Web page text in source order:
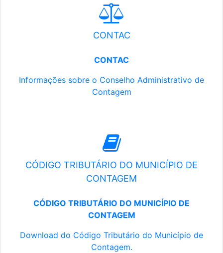
CONTAC
CONTAC
Informações sobre o Conselho Administrativo de
Contagem
CÓDIGO TRIBUTÁRIO DO MUNICÍPIO DE
CONTAGEM
CÓDIGO TRIBUTÁRIO DO MUNICÍPIO DE
CONTAGEM
Download do Código Tributário do Município de
Contagem.